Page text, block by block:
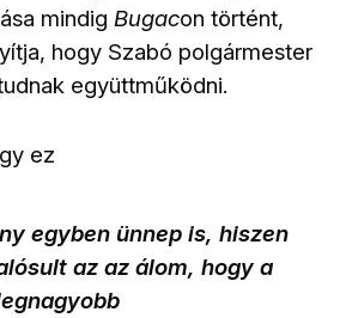
mindig Bugacon történt,
hogy Szabó polgármester
együttműködni.
ez
egyben ünnep is, hiszen
az az álom, hogy a